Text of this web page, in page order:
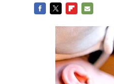
MAIL